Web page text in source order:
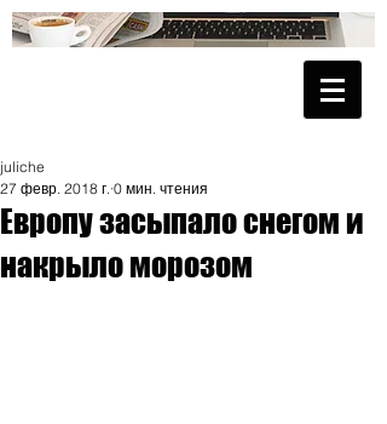
Европу засыпало снегом и
накрыло морозом
juliche
27 февр. 2018 г. 0 мин. чтения